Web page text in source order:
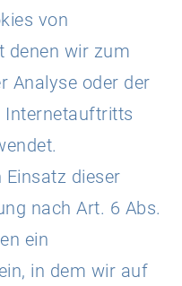
von
denen wir zum
Analyse oder der
Internetauftritts
dieser
nach Art. 6 Abs.
ein
in dem wir auf